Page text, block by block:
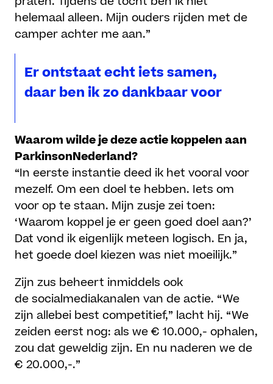
helemaal alleen. Mijn ouders rijden met de
camper achter me aan.”
Er ontstaat echt iets samen,
daar ben ik zo dankbaar voor
Waarom wilde je deze actie koppelen aan
ParkinsonNederland?
“In eerste instantie deed ik het vooral voor
mezelf. Om een doel te hebben. Iets om
voor op te staan. Mijn zusje zei toen:
‘Waarom koppel je er geen goed doel aan?’
Dat vond ik eigenlijk meteen logisch. En ja,
het goede doel kiezen was niet moeilijk.”
Zijn zus beheert inmiddels ook
de socialmediakanalen van de actie. “We
zijn allebei best competitief,” lacht hij. “We
zeiden eerst nog: als we € 10.000,- ophalen,
zou dat geweldig zijn. En nu naderen we de
€ 20.000,-.”